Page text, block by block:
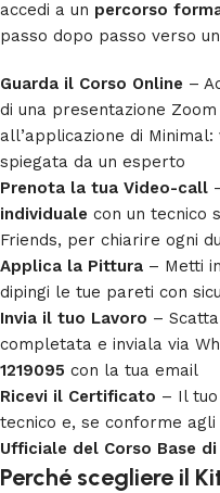
accedi a un percorso
passo dopo passo verso
Guarda il Corso Online –
di una presentazione
all’applicazione di
spiegata da un esperto
Prenota la tua Video-call
individuale con un tecnico
Friends, per chiarire ogni
Applica la Pittura – Metti
dipingi le tue pareti con
Invia il tuo Lavoro –
completata e inviala via
1219095 con la tua email
Ricevi il Certificato – Il
tecnico e, se conforme
Ufficiale del Corso Base
Perché scegliere il